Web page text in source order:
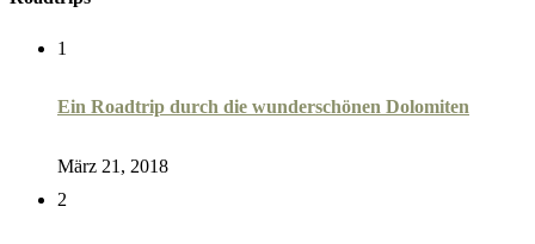
1
Ein Roadtrip durch die wunderschönen Dolomiten
März 21, 2018
2